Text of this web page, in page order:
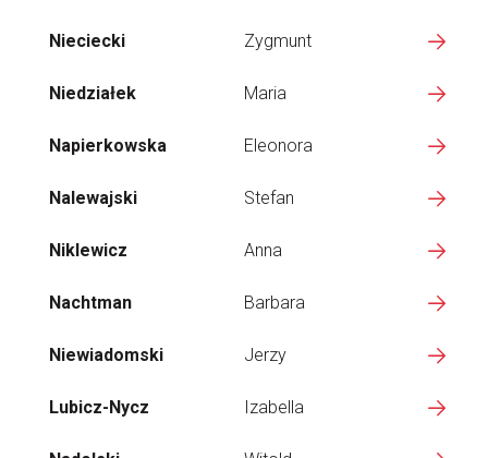
Nieciecki Zygmunt
Niedziałek Maria
Napierkowska Eleonora
Nalewajski Stefan
Niklewicz Anna
Nachtman Barbara
Niewiadomski Jerzy
Lubicz-Nycz Izabella